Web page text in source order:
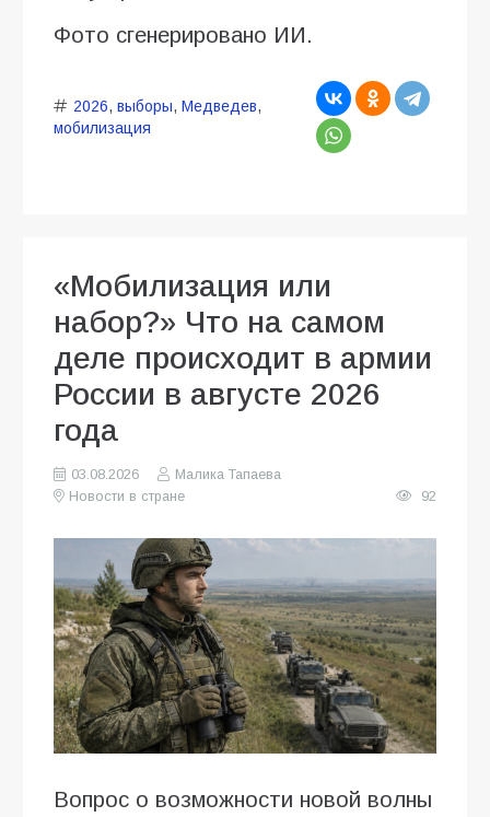
Фото сгенерировано ИИ.
2026, выборы, Медведев,
мобилизация
«Мобилизация или
набор?» Что на самом
деле происходит в армии
России в августе 2026
года
03.08.2026
Малика Тапаева
Новости в стране
92
Вопрос о возможности новой волны